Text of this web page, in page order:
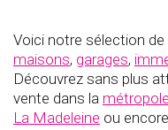
Voici notre sélection
maisons, garages,
Découvrez sans plus
vente dans la
La Madeleine ou encore